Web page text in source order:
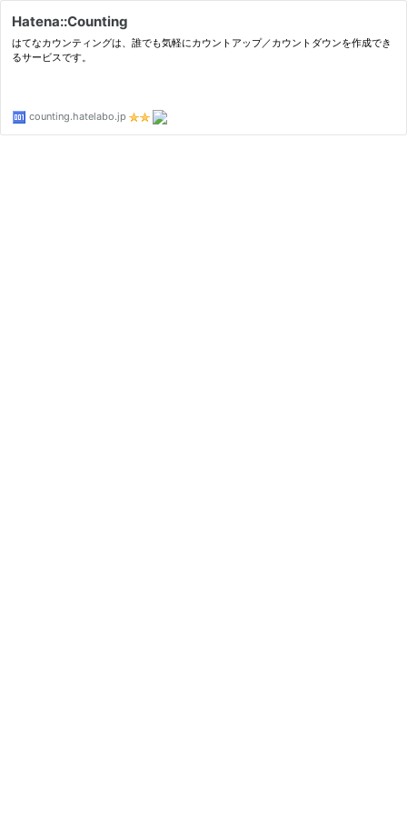
Hatena::Counting
はてなカウンティングは、誰でも気軽にカウントアップ／カウントダウンを作成でき
るサービスです。
counting.hatelabo.jp